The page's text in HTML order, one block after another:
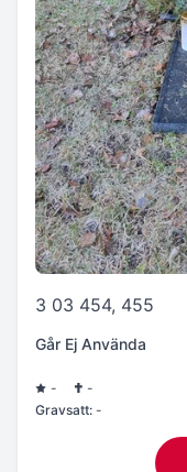
3 03 454, 455
Går Ej Använda
-
-
Gravsatt: -